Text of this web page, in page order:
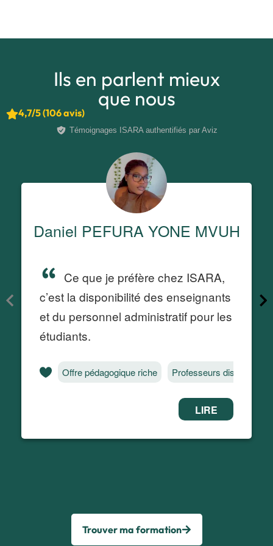
Ils en parlent mieux
que nous
4,7/5 (106 avis)
Trouver ma formation